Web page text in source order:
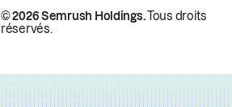
© 2026 Semrush Holdings.Tous droits
réservés.